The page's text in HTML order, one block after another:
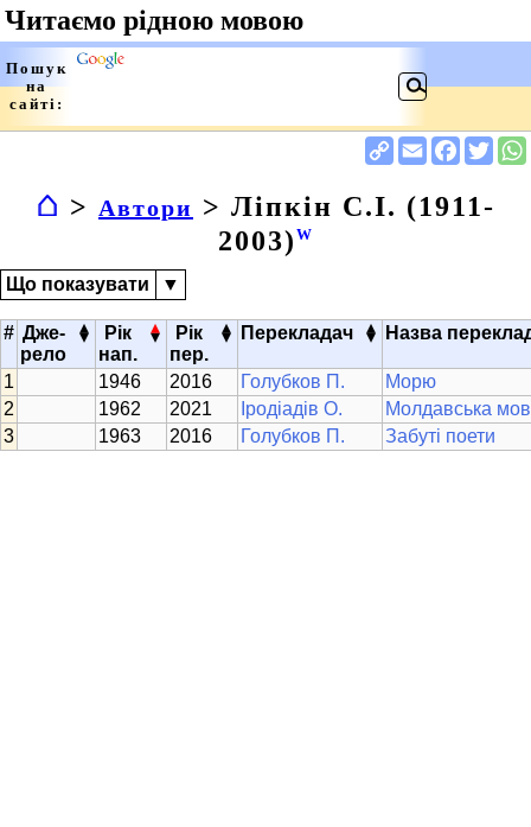
⌂ > Автори > Ліпкін С.І. (1911-
2003) W
Що показувати ▼
# Дже-
рело
▴
▾
Рік
нап.
▴
▾
Рік
пер.
▴
▾ Перекладач ▴
▾ Назва
1946 2016 Голубков П.
Морю
1962
2021 Іродіадів О.
Молдавська
1963
2016 Голубков П. Забуті поети